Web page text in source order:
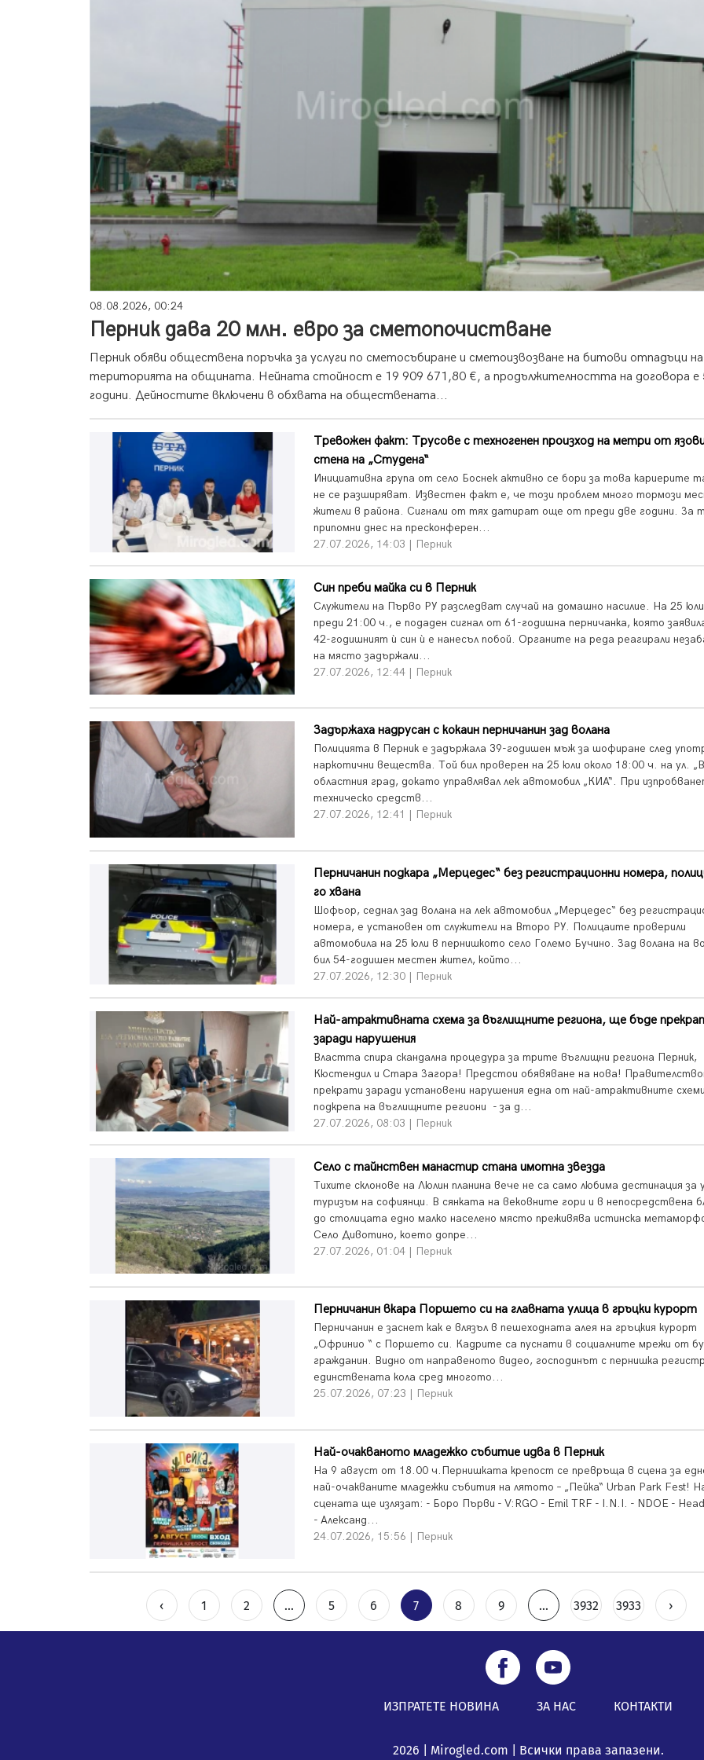
08.08.2026, 00:24
Перник дава 20 млн. евро за сметопочистване
Перник обяви обществена поръчка за услуги по сметосъбиране и сметоизвозване на битови отпадъци на
територията на общината. Нейната стойност е 19 909 671,80 €, а продължителността на договора е
години. Дейностите включени в обхвата на обществената...
Тревожен факт: Трусове с техногенен произход на метри от
стена на „Студена“
Инициативна група от село Боснек активно се бори за това кариерите
не се разширяват. Известен факт е, че този проблем много тормози
жители в района. Сигнали от тях датират още от преди две години. За
припомни днес на пресконферен...
27.07.2026, 14:03 | Перник
Син преби майка си в Перник
Служители на Първо РУ разследват случай на домашно насилие. На 25
преди 21:00 ч., е подаден сигнал от 61-годишна перничанка, която
42-годишният ѝ син ѝ е нанесъл побой. Органите на реда реагирали
на място задържали...
27.07.2026, 12:44 | Перник
Задържаха надрусан с кокаин перничанин зад волана
Полицията в Перник е задържала 39-годишен мъж за шофиране след
наркотични вещества. Той бил проверен на 25 юли около 18:00 ч. на ул.
областния град, докато управлявал лек автомобил „КИА“. При
техническо средств...
27.07.2026, 12:41 | Перник
Перничанин подкара „Мерцедес“ без регистрационни номера,
го хвана
Шофьор, седнал зад волана на лек автомобил „Мерцедес“ без
номера, е установен от служители на Второ РУ. Полицаите проверили
автомобила на 25 юли в пернишкото село Големо Бучино. Зад волана на
бил 54-годишен местен жител, който...
27.07.2026, 12:30 | Перник
Най-атрактивната схема за въглищните региона, ще бъде
заради нарушения
Властта спира скандална процедура за трите въглищни региона Перник,
Кюстендил и Стара Загора! Предстои обявяване на нова!
прекрати заради установени нарушения една от най-атрактивните
подкрепа на въглищните региони - за д...
27.07.2026, 08:03 | Перник
Село с тайнствен манастир стана имотна звезда
Тихите склонове на Люлин планина вече не са само любима дестинация за
туризъм на софиянци. В сянката на вековните гори и в непосредствена
до столицата едно малко населено място преживява истинска
Село Дивотино, което допре...
27.07.2026, 01:04 | Перник
Перничанин вкара Поршето си на главната улица в гръцки курорт
Перничанин е заснет как е влязъл в пешеходната алея на гръцкия курорт
„Офринио “ с Поршето си. Кадрите са пуснати в социалните мрежи от
гражданин. Видно от направеното видео, господинът с пернишка
единствената кола сред многото...
25.07.2026, 07:23 | Перник
Най-очакваното младежко събитие идва в Перник
На 9 август от 18.00 ч.Пернишката крепост се превръща в сцена за
най-очакваните младежки събития на лятото – „Пейка“ Urban Park Fest!
сцената ще излязат: - Боро Първи - V:RGO - Emil TRF - I.N.I. - NDOE -
- Александ...
24.07.2026, 15:56 | Перник
‹ 1 2 ... 5 6 7 8 9 ... 3932 3933 ›
ИЗПРАТЕТЕ НОВИНА ЗА НАС КОНТАКТИ
2026 | Mirogled.com | Всички права запазени.